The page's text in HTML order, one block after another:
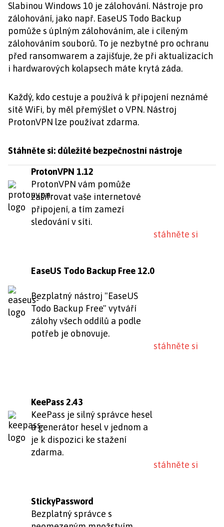
Slabinou Windows 10 je zálohování. Nástroje pro
zálohování, jako např. EaseUS Todo Backup
pomůže s úplným zálohováním, ale i cíleným
zálohováním souborů. To je nezbytné pro ochranu
před ransomwarem a zajišťuje, že při aktualizacích
i hardwarových kolapsech máte krytá záda.
Každý, kdo cestuje a používá k připojení neznámé
sítě WiFi, by měl přemýšlet o VPN. Nástroj
ProtonVPN lze používat zdarma.
Stáhněte si: důležité bezpečnostní nástroje
ProtonVPN 1.12
ProtonVPN vám pomůže
zašifrovat vaše internetové
připojení, a tím zamezí
sledování v síti.
stáhněte si
EaseUS Todo Backup Free 12.0
Bezplatný nástroj "EaseUS
Todo Backup Free" vytváří
zálohy všech oddílů a podle
potřeb je obnovuje.
stáhněte si
KeePass 2.43
KeePass je silný správce hesel
a generátor hesel v jednom a
je k dispozici ke stažení
zdarma.
stáhněte si
StickyPassword
Bezplatný správce s